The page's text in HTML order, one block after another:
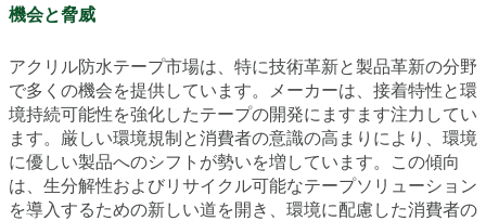
機会と脅威
アクリル防水テープ市場は、特に技術革新と製品革新の分野
で多くの機会を提供しています。メーカーは、接着特性と環
境持続可能性を強化したテープの開発にますます注力してい
ます。厳しい環境規制と消費者の意識の高まりにより、環境
に優しい製品へのシフトが勢いを増しています。この傾向
は、生分解性およびリサイクル可能なテープソリューション
を導入するための新しい道を開き、環境に配慮した消費者の